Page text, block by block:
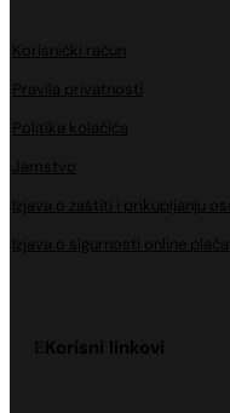
Korisnički račun
Pravila privatnosti
Politika kolačića
Jamstvo
Izjava o zaštiti i prikupljanju
Izjava o sigurnosti online
Korisni linkovi